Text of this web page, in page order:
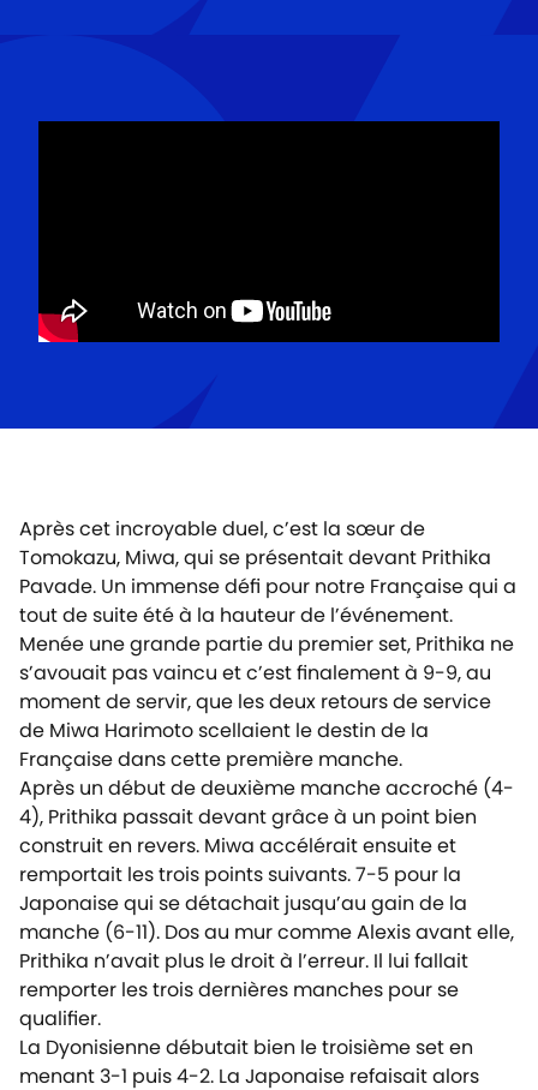
Après cet incroyable duel, c’est la sœur de
Tomokazu, Miwa, qui se présentait devant Prithika
Pavade. Un immense défi pour notre Française qui a
tout de suite été à la hauteur de l’événement.
Menée une grande partie du premier set, Prithika ne
s’avouait pas vaincu et c’est finalement à 9-9, au
moment de servir, que les deux retours de service
de Miwa Harimoto scellaient le destin de la
Française dans cette première manche.
Après un début de deuxième manche accroché (4-
4), Prithika passait devant grâce à un point bien
construit en revers. Miwa accélérait ensuite et
remportait les trois points suivants. 7-5 pour la
Japonaise qui se détachait jusqu’au gain de la
manche (6-11). Dos au mur comme Alexis avant elle,
Prithika n’avait plus le droit à l’erreur. Il lui fallait
remporter les trois dernières manches pour se
qualifier.
La Dyonisienne débutait bien le troisième set en
menant 3-1 puis 4-2. La Japonaise refaisait alors